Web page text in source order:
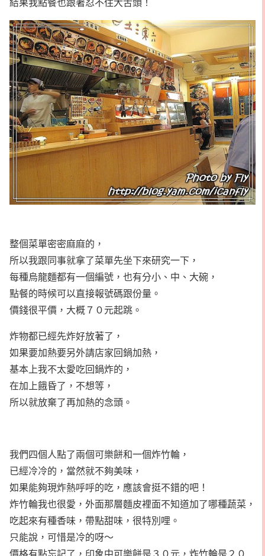
整個菜單密密麻麻的，
所以我跟同事就拿了菜單先坐下來研究一下，
每種烏龍麵都有一個編號，也有分小、中、大碗，
點餐的時候可以直接報號碼跟份量。
價錢很平價，大概７０元起跳。
炸物都已經先炸好放著了，
如果要加熱要另外請店家回鍋加熱，
基本上我不太愛吃回鍋炸的，
在加上餓昏了，不想等，
所以就放棄了再加熱的念頭。
我們四個人點了兩個可樂餅和一個炸竹輪，
已經冷冷的，當然就不夠美味，
如果能夠現炸熱呼呼的吃，應該會挺不錯的吧！
炸竹輪我也很愛，外面那層麵皮裡面不知道加了哪種蔬菜，
吃起來有種香味，帶點甜味，很特別哩。
只能說，可惜是冷的呀～
價格有點忘記了，印象中可樂餅是３０元，炸竹輪是２０